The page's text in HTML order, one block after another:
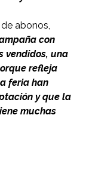
abonos,
con
vendidos, una
refleja
feria han
y que la
muchas